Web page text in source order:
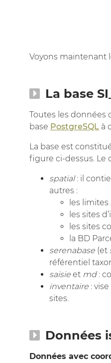
Voyons maintenant
La base
Toutes les données
base PostgreSQL à
La base est
figure ci-dessus. Le
spatial: il
autres :
les
les sites
les sites
la BD
serenabase (et
référentiel
saisie et md:
inventaire :
sites.
Données
Données avec